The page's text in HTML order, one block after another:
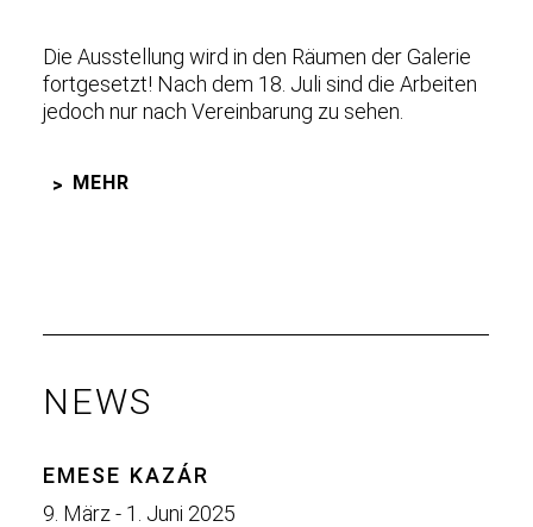
Die Ausstellung wird in den Räumen der Galerie
fortgesetzt! Nach dem 18. Juli sind die Arbeiten
jedoch nur nach Vereinbarung zu sehen.
MEHR
NEWS
EMESE KAZÁR
9. März - 1. Juni 2025